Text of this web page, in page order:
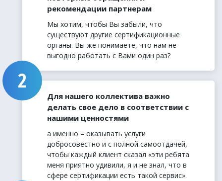
рекомендации партнерам
Мы хотим, чтобы Вы забыли, что
существуют другие сертификационные
органы. Вы же понимаете, что нам не
выгодно работать с Вами один раз?
Для нашего коллектива важно
делать свое дело в соответствии с
нашими ценностями
а именно – оказывать услуги
добросовестно и с полной самоотдачей,
чтобы каждый клиент сказал «эти ребята
меня приятно удивили, я и не знал, что в
сфере сертификации есть такой сервис».